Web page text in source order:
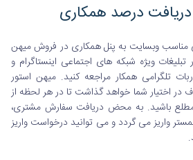
درصد همکاری
مناسب وبسایت به پنل همکاری در فروش میهن
تبلیغات ویژه شبکه های اجتماعی اینستاگرام و
تلگرامی همکار مراجعه کنید. میهن استور
در اختیار شما خواهد گذاشت تا در هر لحظه از
باشید. به محض دریافت سفارش مشتری،
واریز می گردد و می توانید درخواست واریز